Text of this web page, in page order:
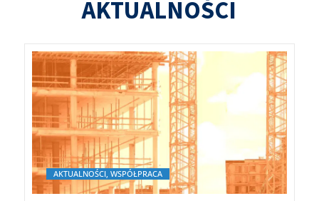
AKTUALNOŚCI
AKTUALNOŚCI, WSPÓŁPRACA